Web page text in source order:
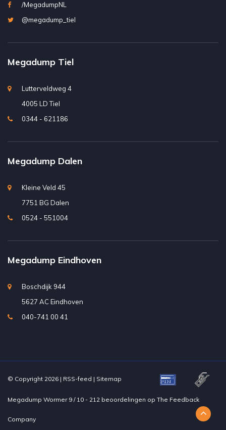
/MegadumpNL
@megadump_tiel
Megadump Tiel
Lutterveldweg 4
4005 LD Tiel
0344 - 621186
Megadump Dalen
Kleine Veld 45
7751 BG Dalen
0524 - 551004
Megadump Eindhoven
Boschdijk 944
5627 AC Eindhoven
040-741 00 41
© Copyright 2026 | RSS-feed | Sitemap
Megadump Wormer 9 / 10 - 212 beoordelingen op The Feedback
Company